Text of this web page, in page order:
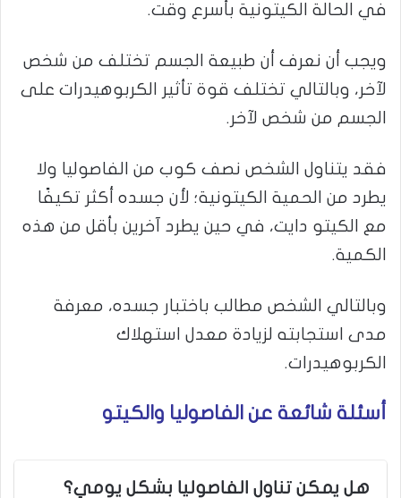
في الحالة الكيتونية بأسرع وقت.
ويجب أن نعرف أن طبيعة الجسم تختلف من شخص
لآخر، وبالتالي تختلف قوة تأثير الكربوهيدرات على
الجسم من شخص لآخر.
فقد يتناول الشخص نصف كوب من الفاصوليا ولا
يطرد من الحمية الكيتونية؛ لأن جسده أكثر تكيفًا
مع الكيتو دايت، في حين يطرد آخرين بأقل من هذه
الكمية.
وبالتالي الشخص مطالب باختبار جسده، معرفة
مدى استجابته لزيادة معدل استهلاك
الكربوهيدرات.
أسئلة شائعة عن الفاصوليا والكيتو
هل يمكن تناول الفاصوليا بشكل يومي؟